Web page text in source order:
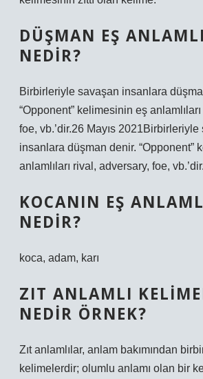
DÜŞMAN EŞ
NEDIR?
Birbirleriyle savaşan insanlara
“Opponent” kelimesinin eş
foe, vb.’dir.26 Mayıs 2021Birbirleriyle
insanlara düşman denir. “Opponent”
anlamlıları rival, adversary, foe, vb.’dir.
KOCANIN EŞ
NEDIR?
koca, adam, karı
ZIT ANLAMLI
NEDIR ÖRNEK?
Zıt anlamlılar, anlam bakımından
kelimelerdir; olumlu anlamı olan bir